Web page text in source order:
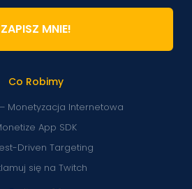
Co Robimy
Monetyzacja Internetowa
App SDK
Driven Targeting
się na Twitch
ZAPISZ MNIE!